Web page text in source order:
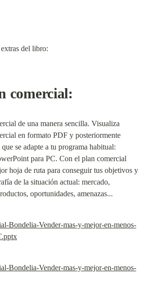
del libro:
comercial:
de una manera sencilla. Visualiza
en formato PDF y posteriormente
se adapte a tu programa habitual:
para PC. Con el plan comercial
hoja de ruta para conseguir tus objetivos y
de la situación actual: mercado,
oportunidades, amenazas...
Bondelia-Vender-mas-y-mejor-en-menos-
Bondelia-Vender-mas-y-mejor-en-menos-